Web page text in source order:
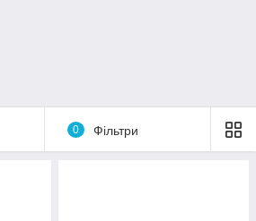
0 Фільтри